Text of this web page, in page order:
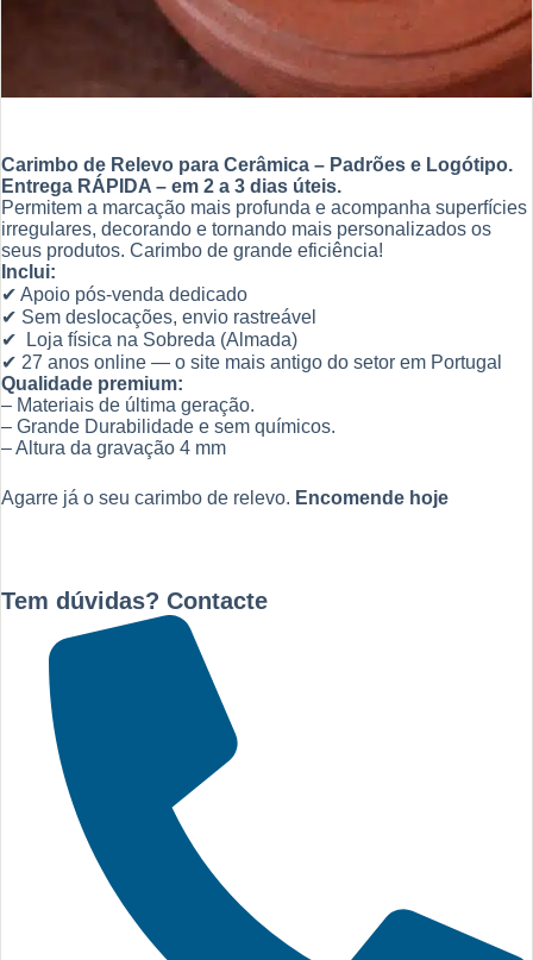
Carimbo de Relevo para Cerâmica – Padrões e Logótipo.
Entrega RÁPIDA – em 2 a 3 dias úteis.
Permitem a marcação mais profunda e acompanha superfícies
irregulares, decorando e tornando mais personalizados os
seus produtos. Carimbo de grande eficiência!
Inclui:
✔ Apoio pós-venda dedicado
✔ Sem deslocações, envio rastreável
✔ Loja física na Sobreda (Almada)
✔ 27 anos online — o site mais antigo do setor em Portugal
Qualidade premium:
– Materiais de última geração.
– Grande Durabilidade e sem químicos.
– Altura da gravação 4 mm
Agarre já o seu carimbo de relevo. Encomende hoje
Tem dúvidas? Contacte